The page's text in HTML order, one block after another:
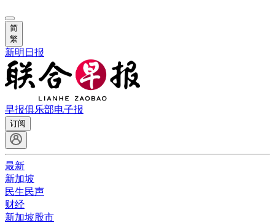
简
繁
新明日报
早报俱乐部电子报
订阅
最新
新加坡
民生民声
财经
新加坡股市